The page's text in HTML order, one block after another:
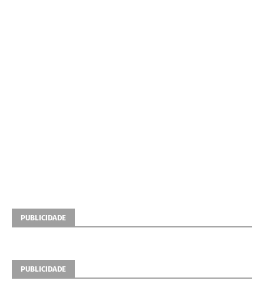
PUBLICIDADE
PUBLICIDADE